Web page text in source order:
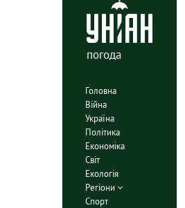
погода
Головна
Війна
Україна
Політика
Економіка
Світ
Екологія
Регіони
Спорт